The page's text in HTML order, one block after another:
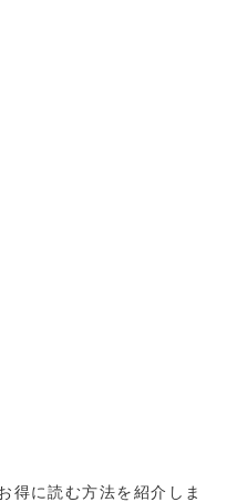
得に読む方法を紹介しま